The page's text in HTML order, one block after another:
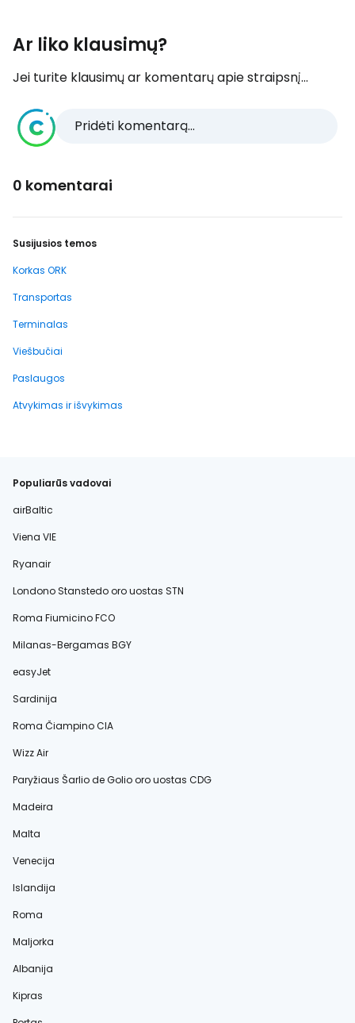
Ar liko klausimų?
Jei turite klausimų ar komentarų apie straipsnį...
Pridėti komentarą...
0 komentarai
Susijusios temos
Korkas ORK
Transportas
Terminalas
Viešbučiai
Paslaugos
Atvykimas ir išvykimas
Populiarūs vadovai
airBaltic
Viena VIE
Ryanair
Londono Stanstedo oro uostas STN
Roma Fiumicino FCO
Milanas-Bergamas BGY
easyJet
Sardinija
Roma Čiampino CIA
Wizz Air
Paryžiaus Šarlio de Golio oro uostas CDG
Madeira
Malta
Venecija
Islandija
Roma
Maljorka
Albanija
Kipras